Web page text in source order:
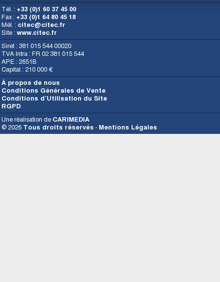
Tél. : +33 (0)1 60 37 45 00
Fax : +33 (0)1 64 80 45 18
Mél. : citec@citec.fr
Site : www.citec.fr
Siret : 381 015 544 00020
TVA Intra : FR 02 381 015 544
APE : 2651B
Capital : 210 000 €
À propos de nous
Conditions Générales de Vente
Conditions d’Utilisation du Site
RGPD
Une réalisation de CARIMEDIA
© 2026 Tous droits réservés - Mentions Légales